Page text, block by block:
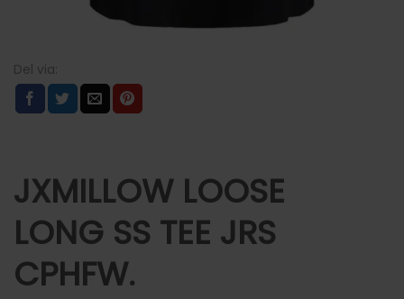
JXMILLOW LOOSE
LONG SS TEE JRS
CPHFW.